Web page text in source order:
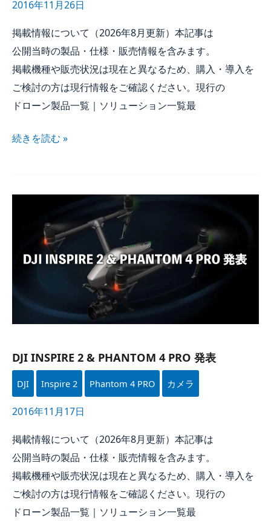
2016年11月26日
掲載情報に​ついて​（2026年8月更新）本記事は​
公開当時の​製品・仕様・販売情報を​含みます。​
掲載機種や​販売状況は​現在と​異なる​ため、​購入・導入を​
ご検討の​方は​現行情報を​ご確認ください。​現行の​
ドローン製品一覧｜ソリューション一覧​最
続きを​読む »
DJI INSPIRE 2 & PHANTOM 4 PRO 発表
DJI Inspire 2 Phantom 4 PRO カメラ
2016年11月17日
掲載情報に​ついて​（2026年8月更新）本記事は​
公開当時の​製品・仕様・販売情報を​含みます。​
掲載機種や​販売状況は​現在と​異なる​ため、​購入・導入を​
ご検討の​方は​現行情報を​ご確認ください。​現行の​
ドローン製品一覧｜ソリューション一覧​最
INSPIRE